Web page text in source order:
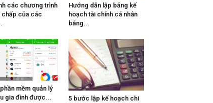
các chương trình
chấp của các
Hướng dẫn lập bảng kế
hoạch tài chính cá nhân
bằng...
mềm quản lý
gia đình được...
5 bước lập kế hoạch chi